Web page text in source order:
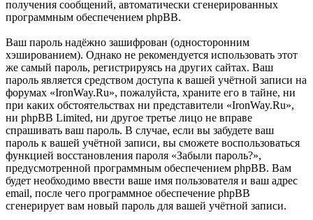
получения сообщений, автоматически сгенерированных
программным обеспечением phpBB.
Ваш пароль надёжно зашифрован (односторонним
хэшированием). Однако не рекомендуется использовать этот
же самый пароль, регистрируясь на других сайтах. Ваш
пароль является средством доступа к вашей учётной записи на
форумах «IronWay.Ru», пожалуйста, храните его в тайне, ни
при каких обстоятельствах ни представители «IronWay.Ru»,
ни phpBB Limited, ни другое третье лицо не вправе
спрашивать ваш пароль. В случае, если вы забудете ваш
пароль к вашей учётной записи, вы сможете воспользоваться
функцией восстановления пароля «Забыли пароль?»,
предусмотренной программным обеспечением phpBB. Вам
будет необходимо ввести ваше имя пользователя и ваш адрес
email, после чего программное обеспечение phpBB
сгенерирует вам новый пароль для вашей учётной записи.